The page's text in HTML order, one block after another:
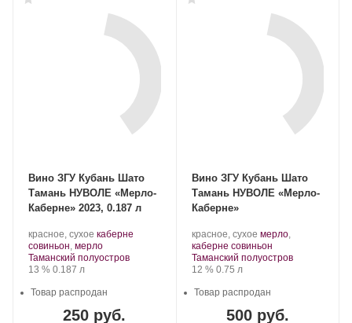
Вино ЗГУ Кубань Шато
Тамань НУВОЛЕ «Мерло-
Каберне» 2023, 0.187 л
Производитель:
Шато
Тамань.
красное, сухое .
Сорт
винограда:
каберне
совиньон, мерло.
Регион:
Таманский полуостров
Крепость
13 %. Объем
0.187 л
250 руб.
Товар распродан
Вино ЗГУ Кубань Шато
Тамань НУВОЛЕ «Мерло-
Каберне»
Производитель:
Шато
Тамань.
красное, сухое .
Сорт
винограда:
мерло,
каберне совиньон.
Регион:
Таманский полуостров
Крепость
12 %. Объем
0.75 л
500 руб.
Товар распродан